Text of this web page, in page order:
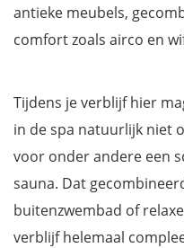
antieke meubels,
comfort zoals airco en
Tijdens je verblijf hier
in de spa natuurlijk niet
voor onder andere een
sauna. Dat
buitenzwembad of
verblijf helemaal